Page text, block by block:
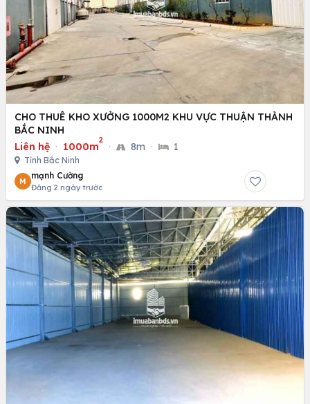
CHO THUÊ KHO XƯỞNG 1000M2 KHU VỰC THUẬN THÀNH
BẮC NINH
Liên hệ · 1000m
2
· 8m · 1
Tỉnh Bắc Ninh
M
mạnh Cường
Đăng 2 ngày trước